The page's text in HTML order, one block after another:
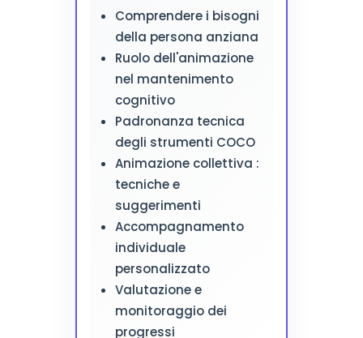
Comprendere i bisogni
della persona anziana
Ruolo dell'animazione
nel mantenimento
cognitivo
Padronanza tecnica
degli strumenti COCO
Animazione collettiva :
tecniche e
suggerimenti
Accompagnamento
individuale
personalizzato
Valutazione e
monitoraggio dei
progressi